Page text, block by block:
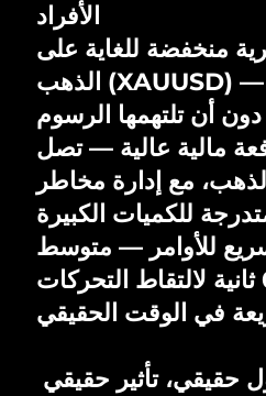
الأفراد
منخفضة للغاية على
الذهب (XAUUSD) — تبدأ من 0 نقطة،
مالية عالية — تصل
على الذهب، مع إدارة مخاطر
للأوامر — متوسط
السرعة 0.0002 ثانية لالتقاط التحركات
حقيقي، تأثير حقيقي